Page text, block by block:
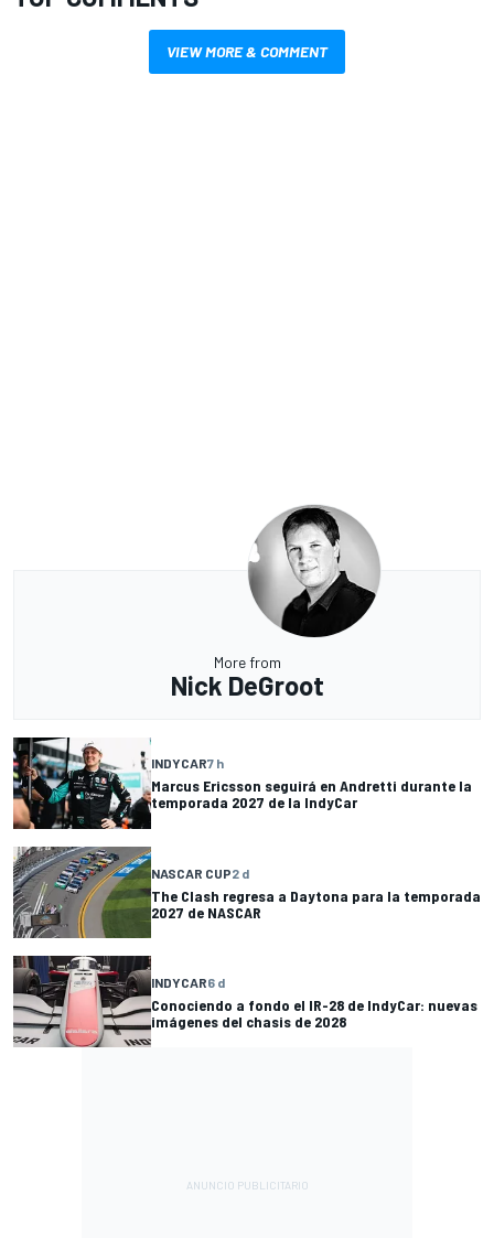
VIEW MORE & COMMENT
More from
Nick DeGroot
INDYCAR7 h
Marcus Ericsson seguirá en Andretti durante la
temporada 2027 de la IndyCar
NASCAR CUP2 d
The Clash regresa a Daytona para la temporada
2027 de NASCAR
INDYCAR6 d
Conociendo a fondo el IR-28 de IndyCar: nuevas
imágenes del chasis de 2028